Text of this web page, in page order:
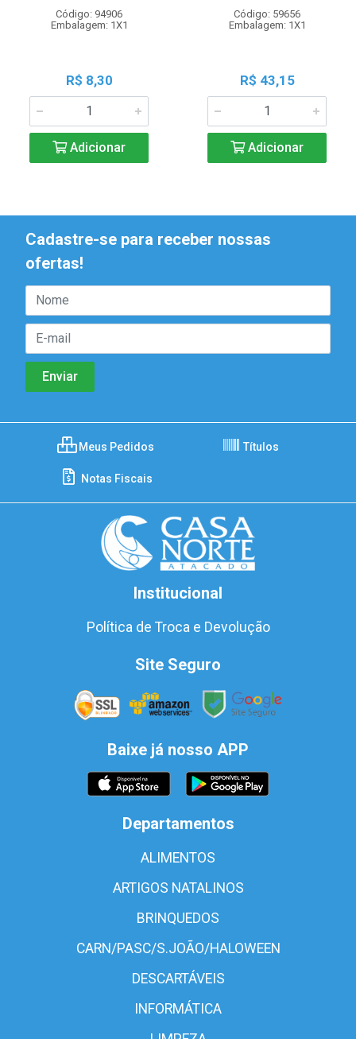
Código: 94906
Embalagem: 1X1
R$ 8,30
Adicionar
Código: 59656
Embalagem: 1X1
R$ 43,15
Adicionar
Cadastre-se para receber nossas
ofertas!
Meus Pedidos Títulos
Notas Fiscais
Institucional
Política de Troca e Devolução
Site Seguro
Baixe já nosso APP
Departamentos
ALIMENTOS
ARTIGOS NATALINOS
BRINQUEDOS
CARN/PASC/S.JOÃO/HALOWEEN
DESCARTÁVEIS
INFORMÁTICA